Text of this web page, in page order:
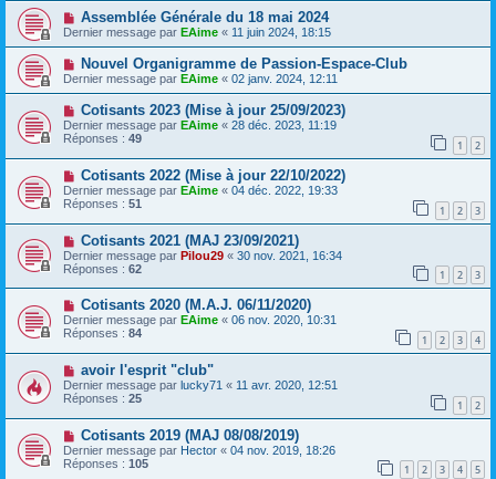
Assemblée Générale du 18 mai 2024
Dernier message par EAime « 11 juin 2024, 18:15
Nouvel Organigramme de Passion-Espace-Club
Dernier message par EAime « 02 janv. 2024, 12:11
Cotisants 2023 (Mise à jour 25/09/2023)
Dernier message par EAime « 28 déc. 2023, 11:19
Réponses : 49 1 2
Cotisants 2022 (Mise à jour 22/10/2022)
Dernier message par EAime « 04 déc. 2022, 19:33
Réponses : 51 1 2 3
Cotisants 2021 (MAJ 23/09/2021)
Dernier message par Pilou29 « 30 nov. 2021, 16:34
Réponses : 62 1 2 3
Cotisants 2020 (M.A.J. 06/11/2020)
Dernier message par EAime « 06 nov. 2020, 10:31
Réponses : 84 1 2 3 4
avoir l'esprit "club"
Dernier message par lucky71 « 11 avr. 2020, 12:51
Réponses : 25 1 2
Cotisants 2019 (MAJ 08/08/2019)
Dernier message par Hector « 04 nov. 2019, 18:26
Réponses : 105 1 2 3 4 5